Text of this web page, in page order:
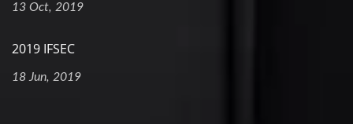
13 Oct, 2019
2019 IFSEC
18 Jun, 2019